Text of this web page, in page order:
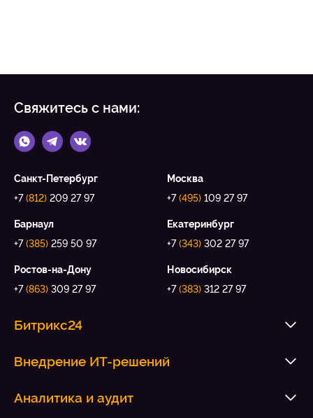
Свяжитесь с нами:
Санкт-Петербург
+7(812) 209 27 97
Москва
+7(495) 109 27 97
Барнаул
+7(385) 259 50 97
Екатеринбург
+7(343) 302 27 97
Ростов-на-Дону
+7(863) 309 27 97
Новосибирск
+7(383) 312 27 97
Битрикс24
Внедрение ИТ-решений
Аналитика и аудит